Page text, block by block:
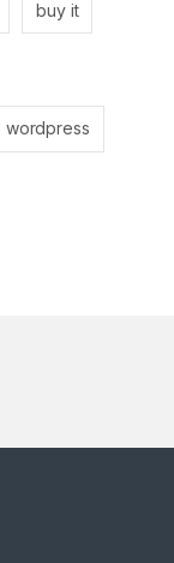
buy it
wordpress